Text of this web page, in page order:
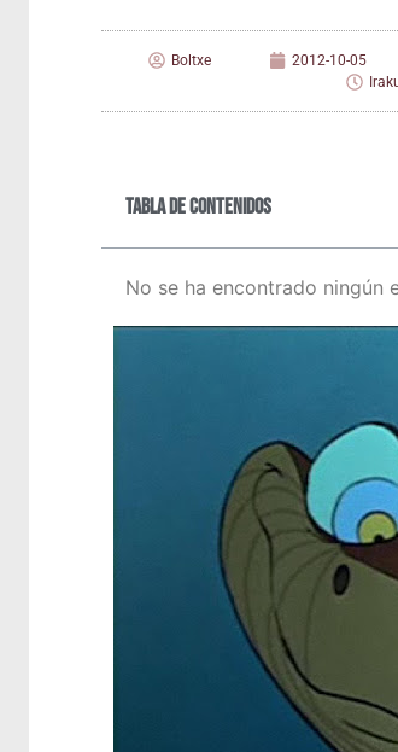
Boltxe 2012-10-05
Tabla de contenidos
No se ha encontrado ningún